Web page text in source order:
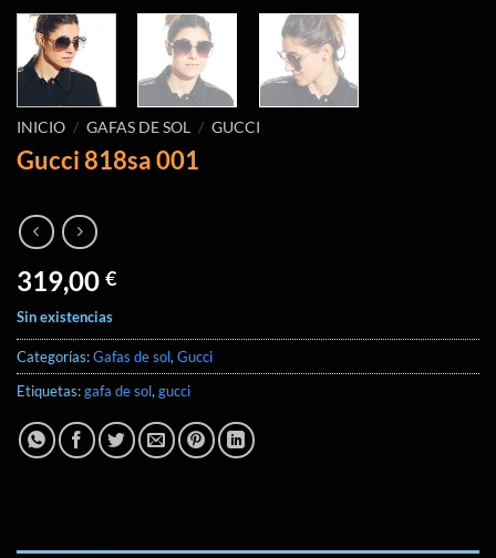
INICIO / GAFAS DE SOL / GUCCI
Gucci 818sa 001
319,00 €
Sin existencias
Categorías:Gafas de sol,Gucci
Etiquetas:gafa de sol,gucci